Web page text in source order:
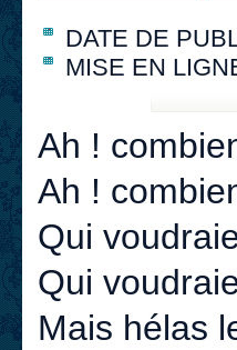
DATE DE
MISE EN
Ah !
Ah !
Qui
Qui
Mais hélas